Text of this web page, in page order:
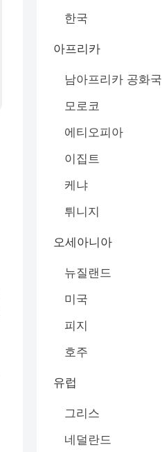
한국
아프리카
남아프리카 공화국
모로코
에티오피아
이집트
케냐
튀니지
오세아니아
뉴질랜드
미국
피지
호주
유럽
그리스
네덜란드